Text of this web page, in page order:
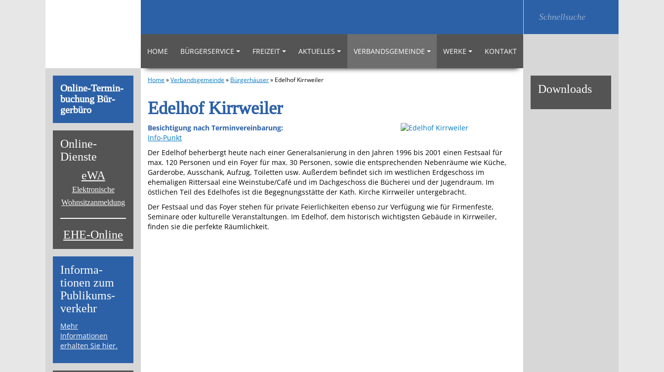
HOME BÜRGERSERVICE FREIZEIT AKTUELLES VERBANDSGEMEINDE WERKE KONTAKT
On­line-Ter­min­
bu­chung Bür­
ger­bü­ro
On­line-
Diens­te
eWA
Elektronische
Wohnsitz­anmeldung
EHE-Online
Informa­
tionen zum
Publikums­­
verkehr
Mehr
Informationen
erhalten Sie hier.
Home»Verbandsgemeinde» Bürgerhäuser» Edelhof Kirrweiler
Edelhof Kirrweiler
Besichtigung nach Terminvereinbarung:
Info-Punkt
Der Edelhof beherbergt heute nach einer Generalsanierung in den Jahren 1996 bis 2001 einen Festsaal für
max. 120 Personen und ein Foyer für max. 30 Personen, sowie die entsprechenden Nebenräume wie Küche,
Garderobe, Ausschank, Aufzug, Toiletten usw. Außerdem befindet sich im westlichen Erdgeschoss im
ehemaligen Rittersaal eine Weinstube/Café und im Dachgeschoss die Bücherei und der Jugendraum. Im
östlichen Teil des Edelhofes ist die Begegnungsstätte der Kath. Kirche Kirrweiler untergebracht.
Der Festsaal und das Foyer stehen für private Feierlichkeiten ebenso zur Verfügung wie für Firmenfeste,
Seminare oder kulturelle Veranstaltungen. Im Edelhof, dem historisch wichtigsten Gebäude in Kirrweiler,
finden sie die perfekte Räumlichkeit.
Down­loads